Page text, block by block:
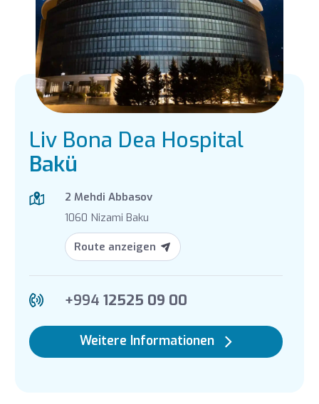
Liv Bona Dea Hospital
Bakü
2 Mehdi Abbasov
1060 Nizami Baku
Route anzeigen
+994 12525 09 00
Weitere Informationen